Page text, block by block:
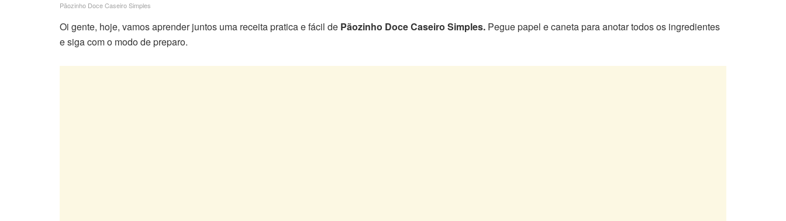
Pãozinho Doce Caseiro Simples
Oi gente, hoje, vamos aprender juntos uma receita pratica e fácil de Pãozinho Doce Caseiro Simples. Pegue papel e caneta para anotar todos os ingredientes
e siga com o modo de preparo.